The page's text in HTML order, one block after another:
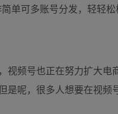
频号也正在努力扩大
呢，很多人想要在视